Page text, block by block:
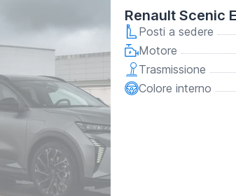
Renault Scenic
Posti a sedere
Motore
Trasmissione
Colore interno